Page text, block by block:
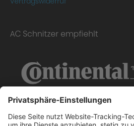
AC Schnitzer empfiehlt